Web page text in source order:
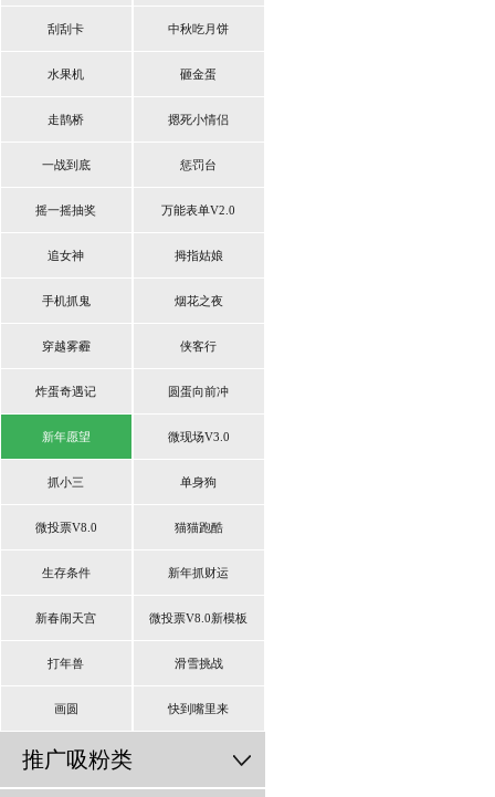
刮刮卡 中秋吃月饼
水果机 砸金蛋
走鹊桥 摁死小情侣
一战到底 惩罚台
摇一摇抽奖 万能表单V2.0
追女神 拇指姑娘
手机抓鬼 烟花之夜
穿越雾霾 侠客行
炸蛋奇遇记 圆蛋向前冲
新年愿望 微现场V3.0
抓小三 单身狗
微投票V8.0 猫猫跑酷
生存条件 新年抓财运
新春闹天宫 微投票V8.0新模板
打年兽 滑雪挑战
画圆 快到嘴里来
推广吸粉类